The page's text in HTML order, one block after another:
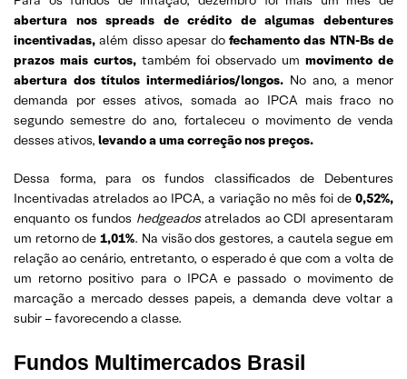
abertura nos spreads de crédito de algumas debentures
incentivadas, além disso apesar dofechamento das NTN-Bs de
prazos mais curtos, também foi observado um movimento de
abertura dos títulos intermediários/longos. No ano, a menor
demanda por esses ativos, somada ao IPCA mais fraco no
segundo semestre do ano, fortaleceu o movimento de venda
desses ativos, levando a uma correção nos preços.
Dessa forma, para os fundos classificados de Debentures
Incentivadas atrelados ao IPCA, a variação no mês foi de0,52%,
enquanto os fundos hedgeadosatrelados ao CDI apresentaram
um retorno de1,01%. Na visão dos gestores, a cautela segue em
relação ao cenário, entretanto, o esperado é que com a volta de
um retorno positivo para o IPCA e passado o movimento de
marcação a mercado desses papeis, a demanda deve voltar a
subir – favorecendo a classe.
Fundos Multimercados Brasil